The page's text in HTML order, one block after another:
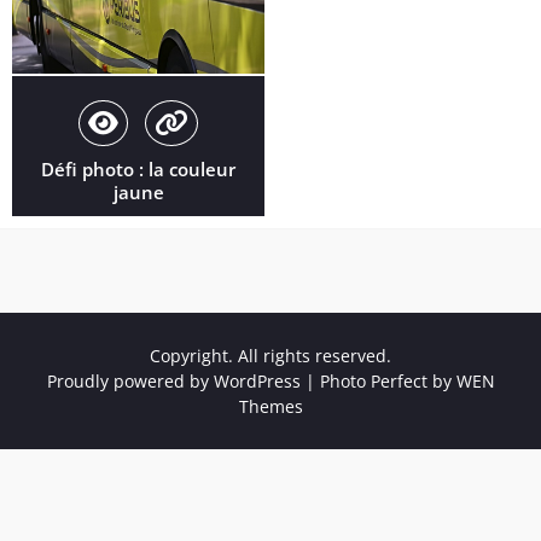
Défi photo : la couleur
jaune
Copyright. All rights reserved.
Proudly powered by WordPress | Photo Perfect by WEN
Themes